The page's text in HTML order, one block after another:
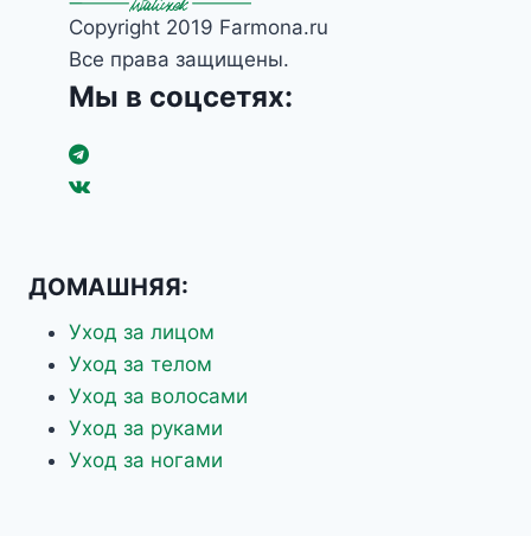
Copyright 2019 Farmona.ru
Все права защищены.
Мы в соцсетях:
ДОМАШНЯЯ:
Уход за лицом
Уход за телом
Уход за волосами
Уход за руками
Уход за ногами